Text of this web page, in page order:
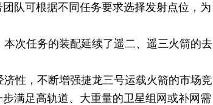
队可根据不同任务要求选择发射点位，为
次任务的装配延续了遥二、遥三火箭的去
性，不断增强捷龙三号运载火箭的市场竞
满足高轨道、大重量的卫星组网或补网需